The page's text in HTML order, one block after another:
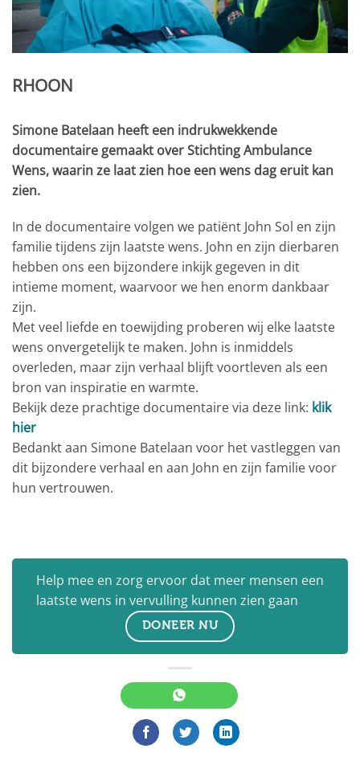
RHOON
Simone Batelaan heeft een indrukwekkende
documentaire gemaakt over Stichting Ambulance
Wens, waarin ze laat zien hoe een wens dag eruit kan
zien.
In de documentaire volgen we patiënt John Sol en zijn
familie tijdens zijn laatste wens. John en zijn dierbaren
hebben ons een bijzondere inkijk gegeven in dit
intieme moment, waarvoor we hen enorm dankbaar
zijn.
Met veel liefde en toewijding proberen wij elke laatste
wens onvergetelijk te maken. John is inmiddels
overleden, maar zijn verhaal blijft voortleven als een
bron van inspiratie en warmte.
Bekijk deze prachtige documentaire via deze link: klik
hier
Bedankt aan Simone Batelaan voor het vastleggen van
dit bijzondere verhaal en aan John en zijn familie voor
hun vertrouwen.
Help mee en zorg ervoor dat meer mensen een
laatste wens in vervulling kunnen zien gaan
DONEER NU